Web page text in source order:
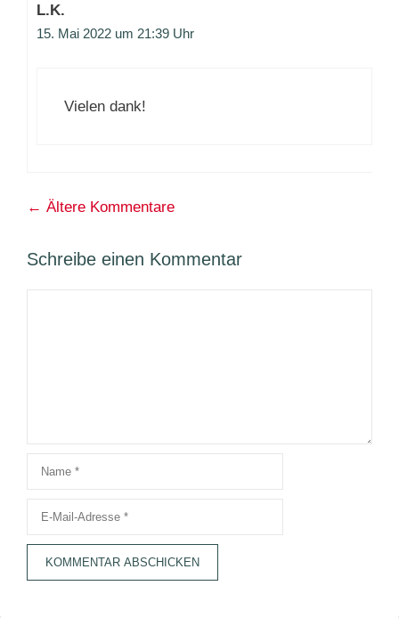
L.K.
15. Mai 2022 um 21:39 Uhr
Vielen dank!
Kommentarnavigation
← Ältere Kommentare
Schreibe einen Kommentar
Name